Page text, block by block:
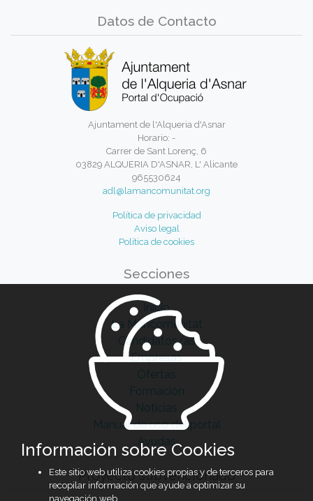
Datos de Contacto
Ajuntament de l'Alqueria d'Asnar
Horario: -
Carrer de Sant Lorenç, 6
03829 ALQUERIA D'ASNAR, L' Alicante
965530624
adl@lamancomunitat.org
Política de privacidad
Aviso legal
Política de cookies
Secciones
Inicio
La Mancomunitat
Candidatos/as
Empresas
Ofertas
Formación
Noticias
Manual de uso del portal
Ayudas
Proyecto subvencionado
Información sobre Cookies
Este sitio web utiliza cookies propias y de terceros para
recopilar información que ayude a optimizar su
navegación web.